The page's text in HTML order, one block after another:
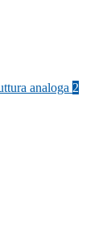
analoga 2